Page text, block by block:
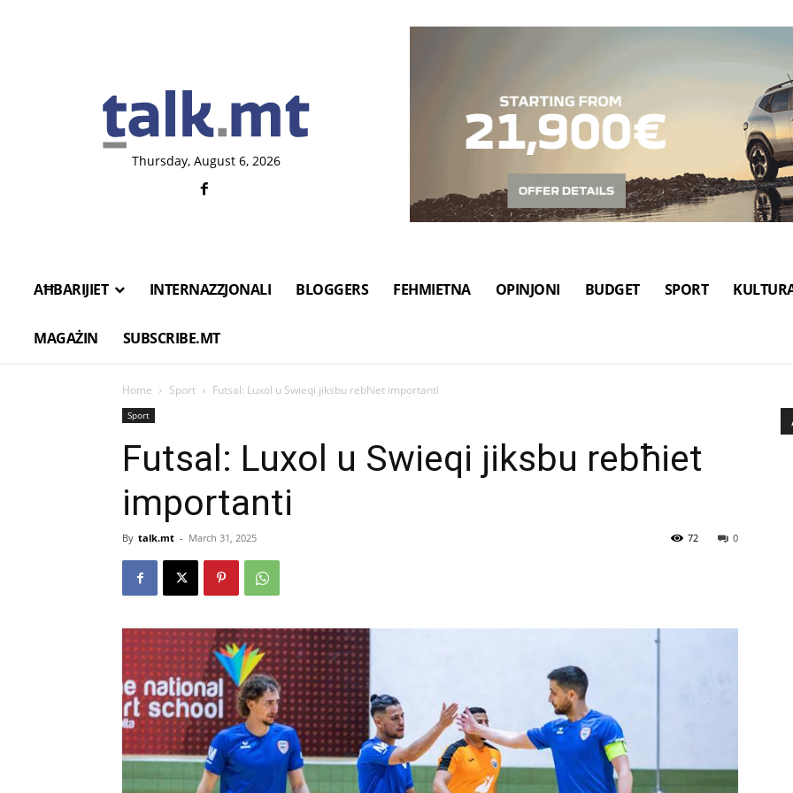
Thursday, August 6, 2026
AĦBARIJIET INTERNAZZJONALI BLOGGERS FEHMIETNA OPINJONI BUDGET SPORT
MAGAŻIN SUBSCRIBE.MT
Home Sport Futsal: Luxol u Swieqi jiksbu rebħiet importanti
Sport
Futsal: Luxol u Swieqi jiksbu rebħiet
importanti
By talk.mt - March 31, 2025 0
72